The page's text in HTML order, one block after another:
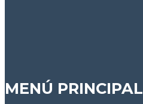
MENÚ PRINCIPAL